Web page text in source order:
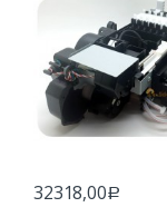
32318,00Р